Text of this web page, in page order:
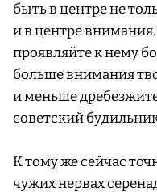
быть в центре не
и в центре
проявляйте к нему
больше внимания
и меньше
советский
К тому же сейчас
чужих нервах